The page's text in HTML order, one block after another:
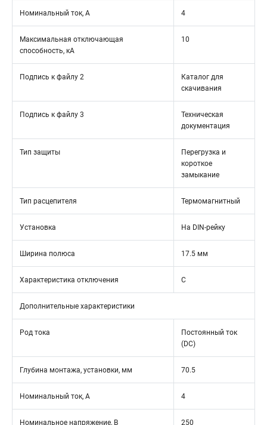
Номинальный ток, А 4
Максимальная отключающая
способность, кА
10
Подпись к файлу 2
Каталог для
скачивания
Подпись к файлу 3
Техническая
документация
Тип защиты
Перегрузка и
короткое
замыкание
Тип расцепителя Термомагнитный
Установка На DIN-рейку
Ширина полюса 17.5 мм
Характеристика отключения C
Дополнительные характеристики
Род тока
Постоянный ток
(DC)
Глубина монтажа, установки, мм 70.5
Номинальный ток, А 4
Номинальное напряжение, В 250